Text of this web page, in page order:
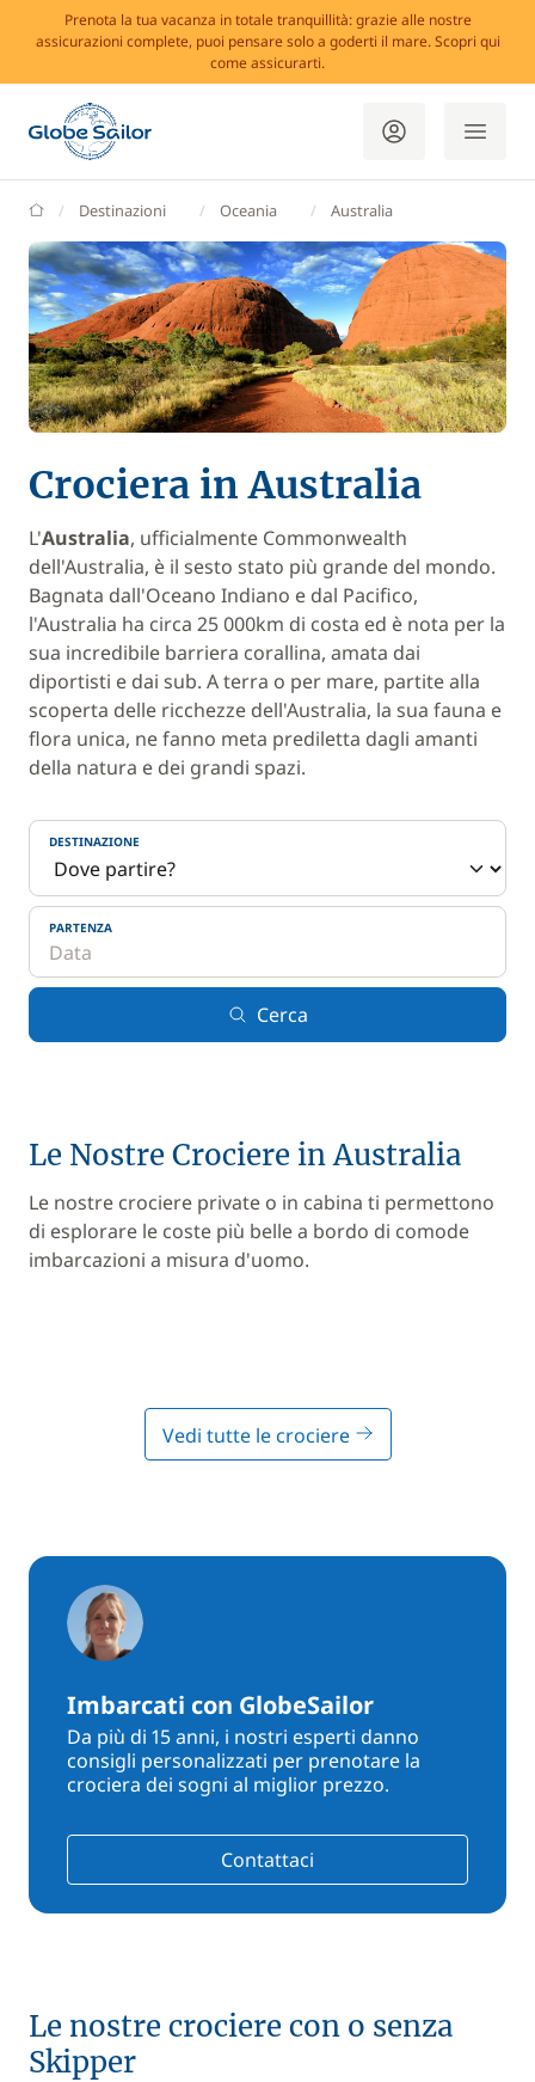
Prenota la tua vacanza in totale tranquillità: grazie alle nostre
assicurazioni complete, puoi pensare solo a goderti il mare. Scopri qui
come assicurarti.
GlobeSailor
Destinazioni Oceania Australia
Crociera in Australia
L'Australia, ufficialmente Commonwealth
dell'Australia, è il sesto stato più grande del mondo.
Bagnata dall'Oceano Indiano e dal Pacifico,
l'Australia ha circa 25 000km di costa ed è nota per la
sua incredibile barriera corallina, amata dai
diportisti e dai sub. A terra o per mare, partite alla
scoperta delle ricchezze dell'Australia, la sua fauna e
flora unica, ne fanno meta prediletta dagli amanti
della natura e dei grandi spazi.
DESTINAZIONE
PARTENZA
Cerca
Le Nostre Crociere in Australia
Le nostre crociere private o in cabina ti permettono
di esplorare le coste più belle a bordo di comode
imbarcazioni a misura d'uomo.
Vedi tutte le crociere
Imbarcati con GlobeSailor
Da più di 15 anni, i nostri esperti danno
consigli personalizzati per prenotare la
crociera dei sogni al miglior prezzo.
Contattaci
Le nostre crociere con o senza
Skipper